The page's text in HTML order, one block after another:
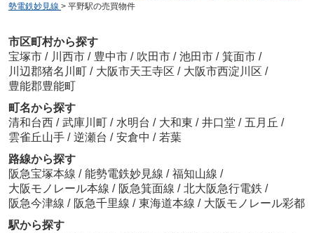
勢電鉄妙見線 > 平野駅の売買物件
市区町村から探す
宝塚市 / 川西市 / 豊中市 / 吹田市 / 池田市 / 箕面市 /
川辺郡猪名川町 / 大阪市天王寺区 / 大阪市西淀川区 /
豊能郡豊能町
町名から探す
清和台西 / 武庫川町 / 水明台 / 大和東 / 井口堂 / 五月丘 /
雲雀丘山手 / 逆瀬台 / 安倉中 / 若葉
路線から探す
阪急宝塚本線 / 能勢電鉄妙見線 / 福知山線 /
大阪モノレール本線 / 阪急箕面線 / 北大阪急行電鉄 /
阪急今津線 / 阪急千里線 / 東海道本線 / 大阪モノレール彩都
駅から探す